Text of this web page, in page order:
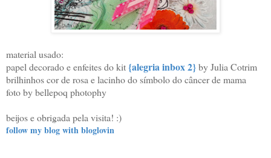
material usado:
papel decorado e enfeites do kit {alegria inbox 2}by Julia Cotrim
brilhinhos cor de rosa e lacinho do símbolo do câncer de mama
foto by bellepoq photophy
beijos e obrigada pela visita! :)
follow my blog with bloglovin